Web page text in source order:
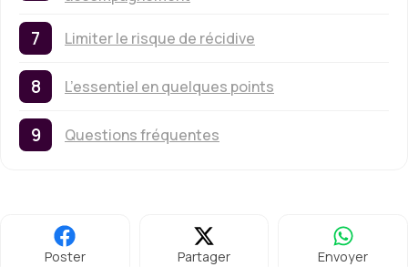
Limiter le risque de récidive
L’essentiel en quelques points
Questions fréquentes
Poster Partager Envoyer